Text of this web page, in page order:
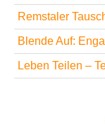
Remstaler
Blende Auf:
Leben Teilen –